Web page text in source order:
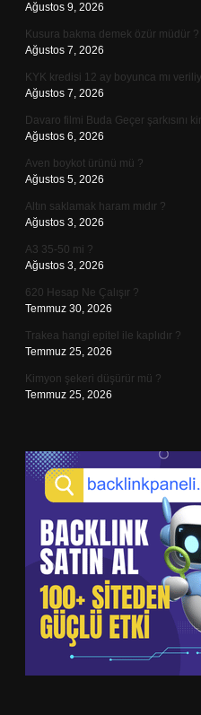
Ağustos 9, 2026
Kusura bakma demek özür müdür ?
Ağustos 7, 2026
KYK kredisi 12 ay boyunca mı
Ağustos 7, 2026
Davaro filmi Buda Geçer şarkısını
Ağustos 6, 2026
Aven boykot ürünü mü ?
Ağustos 5, 2026
Altın saklamak haram mıdır ?
Ağustos 3, 2026
A3 35-50 mi ?
Ağustos 3, 2026
620 Hesap Ne Çalışır ?
Temmuz 30, 2026
Trakea hangi epitel ile kaplıdır ?
Temmuz 25, 2026
Kimyon şekeri düşürür mü ?
Temmuz 25, 2026